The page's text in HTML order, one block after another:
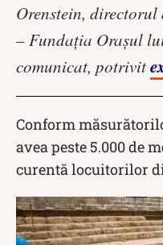
Orenstein,
– Fundația Orașul
comunicat, potrivit
Conform
avea peste 5.000 de
curentă locuitorilor